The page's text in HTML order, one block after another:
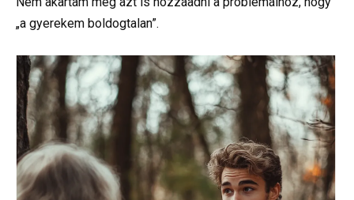
„a gyerekem boldogtalan”.